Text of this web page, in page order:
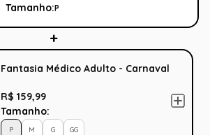
Tamanho:P
Fantasia Médico Adulto - Carnaval
R$ 159,99
Tamanho:
P M G GG